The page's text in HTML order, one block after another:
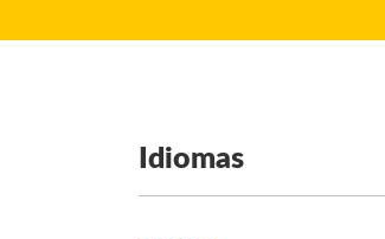
Idiomas